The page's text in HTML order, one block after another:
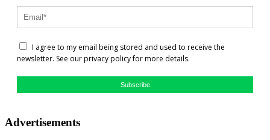
I agree to my email being stored and used to receive the
newsletter. See our privacy policy for more details.
Subscribe
Advertisements